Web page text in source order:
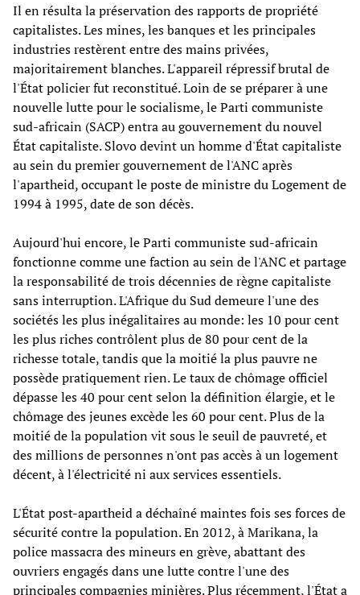
Il en résulta la préservation des rapports de propriété
capitalistes. Les mines, les banques et les principales
industries restèrent entre des mains privées,
majoritairement blanches. L'appareil répressif brutal de
l'État policier fut reconstitué. Loin de se préparer à une
nouvelle lutte pour le socialisme, le Parti communiste
sud-africain (SACP) entra au gouvernement du nouvel
État capitaliste. Slovo devint un homme d'État capitaliste
au sein du premier gouvernement de l'ANC après
l'apartheid, occupant le poste de ministre du Logement de
1994 à 1995, date de son décès.
Aujourd'hui encore, le Parti communiste sud-africain
fonctionne comme une faction au sein de l'ANC et partage
la responsabilité de trois décennies de règne capitaliste
sans interruption. L'Afrique du Sud demeure l'une des
sociétés les plus inégalitaires au monde: les 10 pour cent
les plus riches contrôlent plus de 80 pour cent de la
richesse totale, tandis que la moitié la plus pauvre ne
possède pratiquement rien. Le taux de chômage officiel
dépasse les 40 pour cent selon la définition élargie, et le
chômage des jeunes excède les 60 pour cent. Plus de la
moitié de la population vit sous le seuil de pauvreté, et
des millions de personnes n'ont pas accès à un logement
décent, à l'électricité ni aux services essentiels.
L'État post-apartheid a déchaîné maintes fois ses forces de
sécurité contre la population. En 2012, à Marikana, la
police massacra des mineurs en grève, abattant des
ouvriers engagés dans une lutte contre l'une des
principales compagnies minières. Plus récemment, l'État a